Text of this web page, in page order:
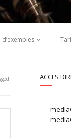
d’exemples
ACCES